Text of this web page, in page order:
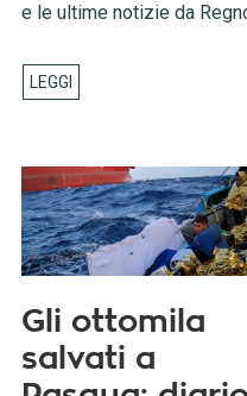
e le ultime notizie da
Gli ottomila
salvati a